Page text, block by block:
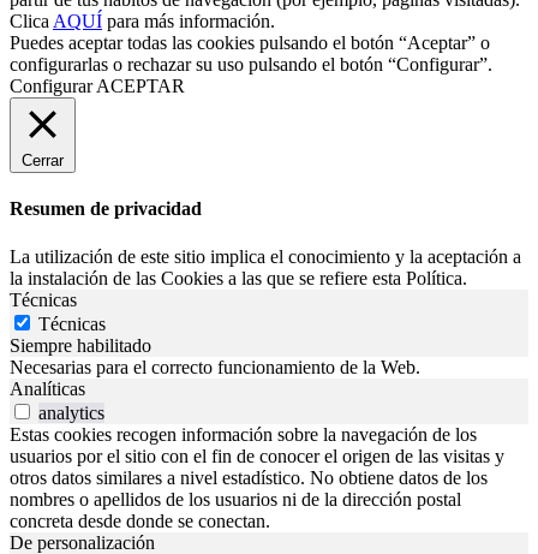
Clica AQUÍ para más información.
Puedes aceptar todas las cookies pulsando el botón “Aceptar” o
configurarlas o rechazar su uso pulsando el botón “Configurar”.
Configurar ACEPTAR
Cerrar
Resumen de privacidad
La utilización de este sitio implica el conocimiento y la aceptación a
la instalación de las Cookies a las que se refiere esta Política.
Técnicas
Técnicas
Siempre habilitado
Necesarias para el correcto funcionamiento de la Web.
Analíticas
analytics
Estas cookies recogen información sobre la navegación de los
usuarios por el sitio con el fin de conocer el origen de las visitas y
otros datos similares a nivel estadístico. No obtiene datos de los
nombres o apellidos de los usuarios ni de la dirección postal
concreta desde donde se conectan.
De personalización